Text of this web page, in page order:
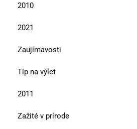
2010
2021
Zaujímavosti
Tip na výlet
2011
Zažité v prírode